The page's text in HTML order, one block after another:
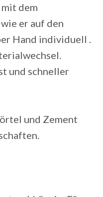
dem
er auf den
Hand individuell .
und schneller
und Zement